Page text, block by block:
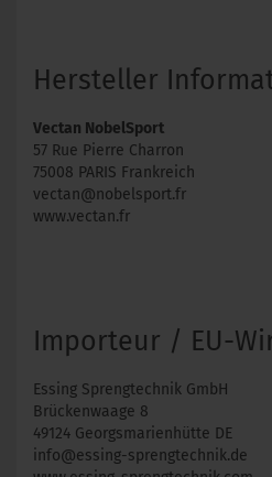
Hersteller
Vectan NobelSport
57 Rue Pierre Charron
75008 PARIS Frankreich
vectan@nobelsport.fr
www.vectan.fr
Importeur / EU-
Essing Sprengtechnik GmbH
Brückenwaage 8
49124 Georgsmarienhütte DE
info@essing-sprengtechnik.de